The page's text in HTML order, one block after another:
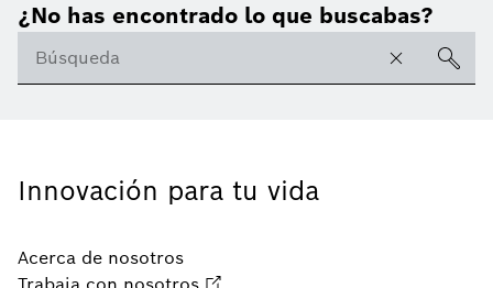
¿No has encontrado lo que buscabas?
Innovación para tu vida
Acerca de nosotros